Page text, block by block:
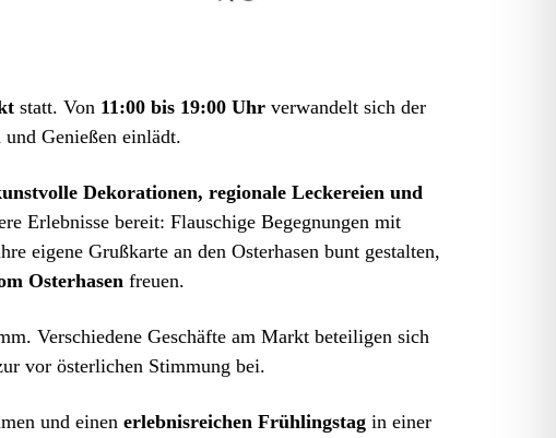
statt. Von 11:00 bis 19:00 Uhr verwandelt sich der
Genießen einlädt.
Dekorationen, regionale Leckereien und
Erlebnisse bereit: Flauschige Begegnungen mit
eigene Grußkarte an den Osterhasen bunt gestalten,
Osterhasen freuen.
Verschiedene Geschäfte am Markt beteiligen sich
vor österlichen Stimmung bei.
und einen erlebnisreichen Frühlingstagin einer